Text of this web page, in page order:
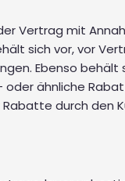
Vertrag mit
sich vor, vor
Ebenso
ähnliche
durch den